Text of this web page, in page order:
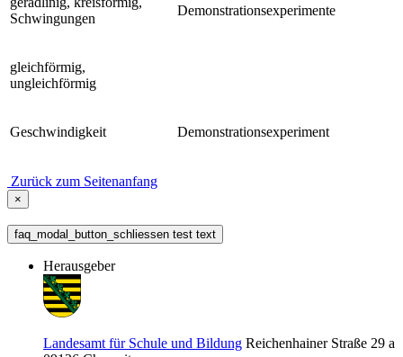
Schwingungen
Demonstrationsexperimente
gleichförmig,
ungleichförmig
Geschwindigkeit Demonstrationsexperiment
Zurück zum Seitenanfang
×
faq_modal_button_schliessen test text
Herausgeber
Landesamt für Schule und Bildung Reichenhainer Straße 29 a